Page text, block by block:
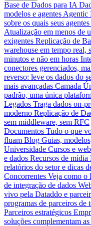
Base de Dados para IA
modelos e agentes Agentic
sobre os quais seus
Atualização em menos de
exigentes Replicação de
warehouse em tempo real,
minutos e não em horas
conectores gerenciados,
reverso: leve os dados do
mais avançadas Camada
padrão, uma única
Legados Traga dados on-
moderno Replicação de
sem middleware, sem RFC
Documentos Tudo o que
fluam Blog Guias,
Universidade Cursos e
e dados Recursos de mídia
relatórios do setor e dicas
Concorrentes Veja como o
de integração de dados
vivo pela Dataddo e
programas de parceiros
Parceiros estratégicos
soluções complementam as